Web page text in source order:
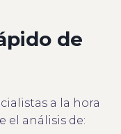
de
a la hora
el análisis de: